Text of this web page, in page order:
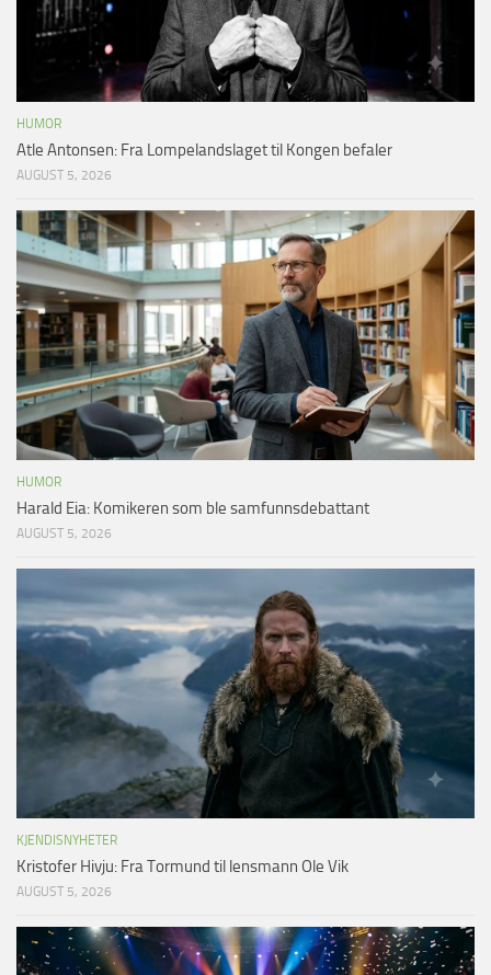
HUMOR
Atle Antonsen: Fra Lompelandslaget til Kongen befaler
AUGUST 5, 2026
HUMOR
Harald Eia: Komikeren som ble samfunnsdebattant
AUGUST 5, 2026
KJENDISNYHETER
Kristofer Hivju: Fra Tormund til lensmann Ole Vik
AUGUST 5, 2026